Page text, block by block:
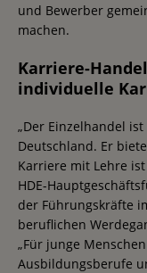
und Bewerber
machen.
Karriere-
individuelle
„Der Einzelhandel
Deutschland. Er
Karriere mit Lehre
HDE-
der Führungskräfte
beruflichen
„Für junge
Ausbildungsberufe